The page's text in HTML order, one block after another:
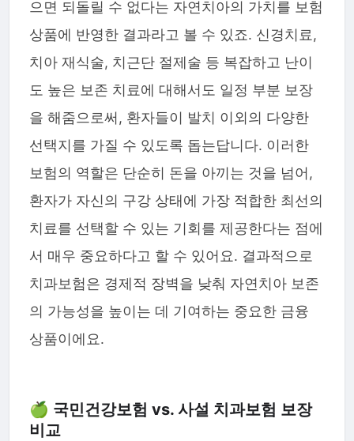
으면 되돌릴 수 없다는 자연치아의 가치를 보험
상품에 반영한 결과라고 볼 수 있죠. 신경치료,
치아 재식술, 치근단 절제술 등 복잡하고 난이
도 높은 보존 치료에 대해서도 일정 부분 보장
을 해줌으로써, 환자들이 발치 이외의 다양한
선택지를 가질 수 있도록 돕는답니다. 이러한
보험의 역할은 단순히 돈을 아끼는 것을 넘어,
환자가 자신의 구강 상태에 가장 적합한 최선의
치료를 선택할 수 있는 기회를 제공한다는 점에
서 매우 중요하다고 할 수 있어요. 결과적으로
치과보험은 경제적 장벽을 낮춰 자연치아 보존
의 가능성을 높이는 데 기여하는 중요한 금융
상품이에요.
🍏 국민건강보험 vs. 사설 치과보험 보장
비교